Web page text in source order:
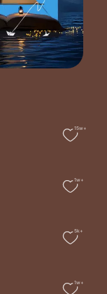
Y a mí todo el mundo me decía que pasaría me dejarías
Si me dieran solo veinticuatro hora' yo la' aprovecho
Jura'o que yo voy a hacerte cosa' que nunca te han hecho
Ya yo me cansé de ser amigo' con derecho'
Yo tal ve' no te merezco pero no hay ni que decirlo
15w+
1w+
5k+
1w+